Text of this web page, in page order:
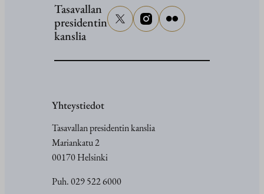
Tasavallan
presidentin
kanslia
Yhteystiedot
Tasavallan presidentin kanslia
Mariankatu 2
00170 Helsinki
Puh. 029 522 6000